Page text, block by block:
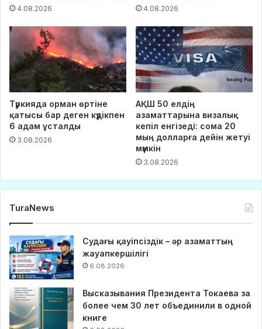
4.08.2026 4.08.2026
Түркияда орман өртіне
қатысы бар деген күдікпен
6 адам ұсталды
3.08.2026
АҚШ 50 елдің
азаматтарына визалық
кепіл енгізеді: сома 20
мың долларға дейін жетуі
мүмкін
3.08.2026
TuraNews
Судағы қауіпсіздік – әр азаматтың
жауапкершілігі
6.08.2026
Высказывания Президента Токаева за
более чем 30 лет объединили в одной
книге